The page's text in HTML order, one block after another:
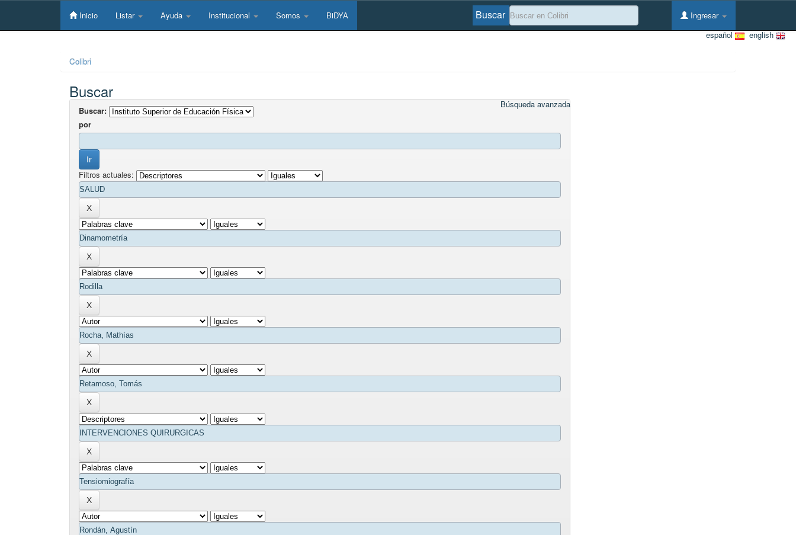
Skip
Inicio Listar Ayuda Institucional Somos BiDYA Ingresar
Buscar
english
español
Colibri
Buscar
Búsqueda avanzada
Buscar:
por
Filtros actuales: